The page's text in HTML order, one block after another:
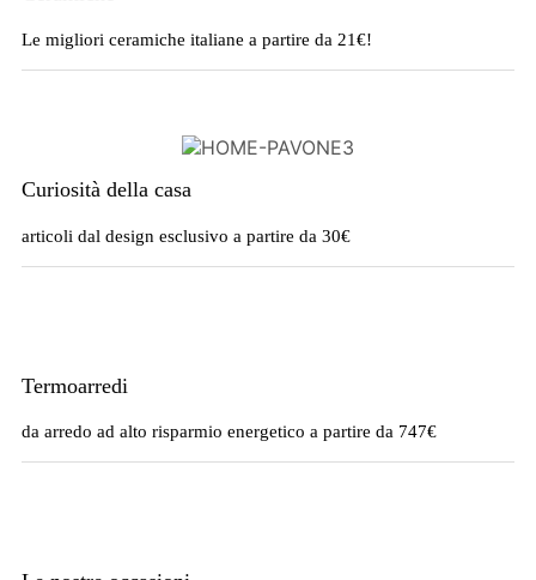
Le migliori ceramiche italiane a partire da 21€!
Curiosità della casa
articoli dal design esclusivo a partire da 30€
Termoarredi
da arredo ad alto risparmio energetico a partire da 747€